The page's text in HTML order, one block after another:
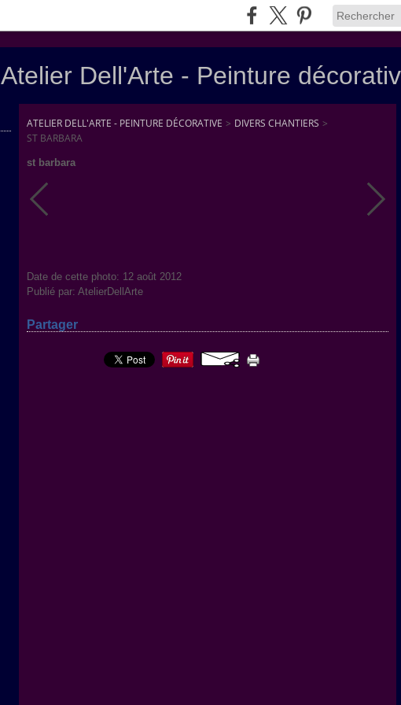
Atelier Dell'Arte - Peinture
ATELIER DELL'ARTE - PEINTURE DÉCORATIVE > DIVERS CHANTIERS >
ST BARBARA
st barbara
Date de cette photo: 12 août 2012
Publié par: AtelierDellArte
Partager